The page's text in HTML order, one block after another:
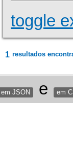
toggle
1 resultados
em JSON e em